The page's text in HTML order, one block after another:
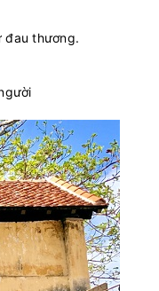
đau thương.